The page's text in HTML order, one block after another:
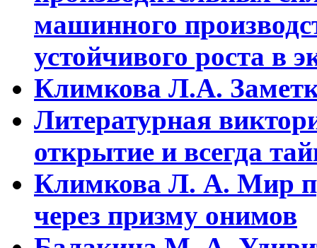
машинного
устойчивого pоста в
Климкова Л.А.
Литературная
открытие и всегда
Климкова Л. А. Мир
через призму онимов